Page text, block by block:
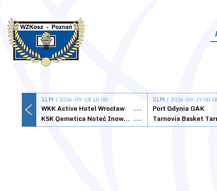
1LM | 2026-09-18 18:00
WKK Active Hotel Wrocław
---
KSK Qemetica Noteć Inowrocław ---
2LM | 2026-09-19
Port Gdynia GAK